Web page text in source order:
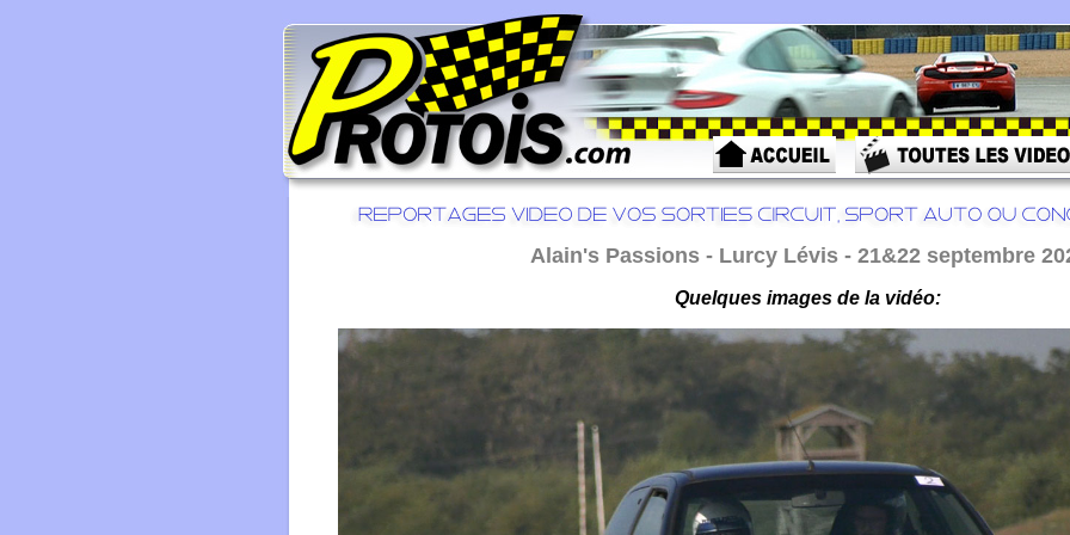
Alain's Passions - Lurcy Lévis - 21&22 septembre
Quelques images de la vidéo: